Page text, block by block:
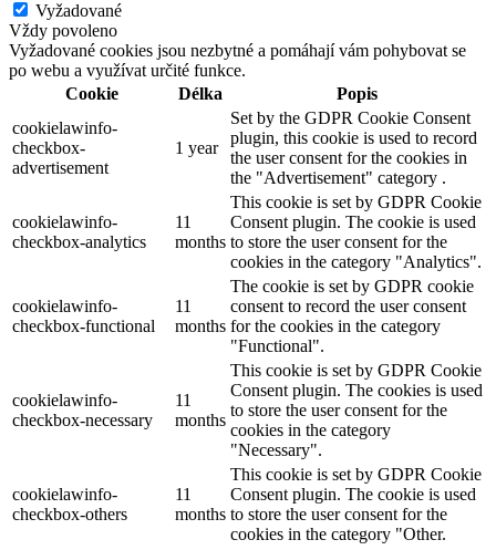
Vyžadované
Vždy povoleno
Vyžadované cookies jsou nezbytné a pomáhají vám pohybovat se
po webu a využívat určité funkce.
Cookie
Délka
Popis
cookielawinfo-
checkbox-
advertisement
1 year
Set by the GDPR Cookie Consent
plugin, this cookie is used to record
the user consent for the cookies in
the "Advertisement" category .
cookielawinfo-
checkbox-analytics
11
months
This cookie is set by GDPR Cookie
Consent plugin. The cookie is used
to store the user consent for the
cookies in the category "Analytics".
cookielawinfo-
checkbox-functional
11
months
The cookie is set by GDPR cookie
consent to record the user consent
for the cookies in the category
"Functional".
cookielawinfo-
checkbox-necessary
11
months
This cookie is set by GDPR Cookie
Consent plugin. The cookies is used
to store the user consent for the
cookies in the category
"Necessary".
cookielawinfo-
checkbox-others
11
months
This cookie is set by GDPR Cookie
Consent plugin. The cookie is used
to store the user consent for the
cookies in the category "Other.